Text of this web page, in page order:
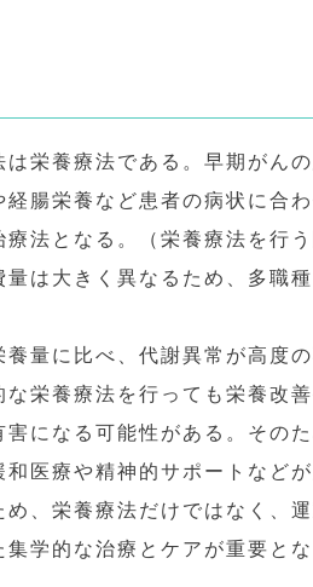
栄養療法である。早期がん
腸栄養など患者の病状に合
法となる。（栄養療法を行
は大きく異なるため、多職
量に比べ、代謝異常が高度
栄養療法を行っても栄養改
になる可能性がある。その
医療や精神的サポートなど
、栄養療法だけではなく、
学的な治療とケアが重要とな